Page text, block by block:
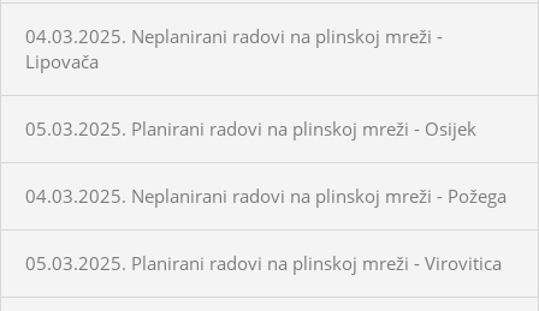
04.03.2025. Neplanirani radovi na plinskoj mreži -
Lipovača
05.03.2025. Planirani radovi na plinskoj mreži - Osijek
04.03.2025. Neplanirani radovi na plinskoj mreži - Požega
05.03.2025. Planirani radovi na plinskoj mreži - Virovitica